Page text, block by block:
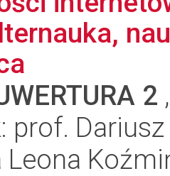
2
prof.
Leona